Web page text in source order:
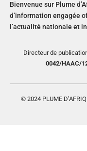
Bienvenue sur Plume
d’information engagée
l’actualité nationale et
Directeur de
0042/HAAC/
© 2024 PLUME